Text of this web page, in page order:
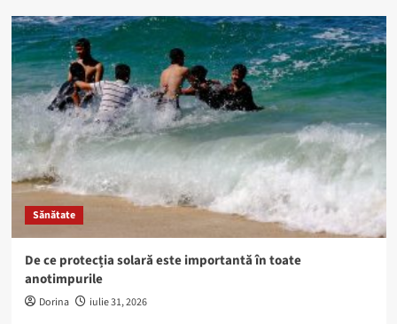
Sănătate
De ce protecția solară este importantă în toate
anotimpurile
Dorina iulie 31, 2026